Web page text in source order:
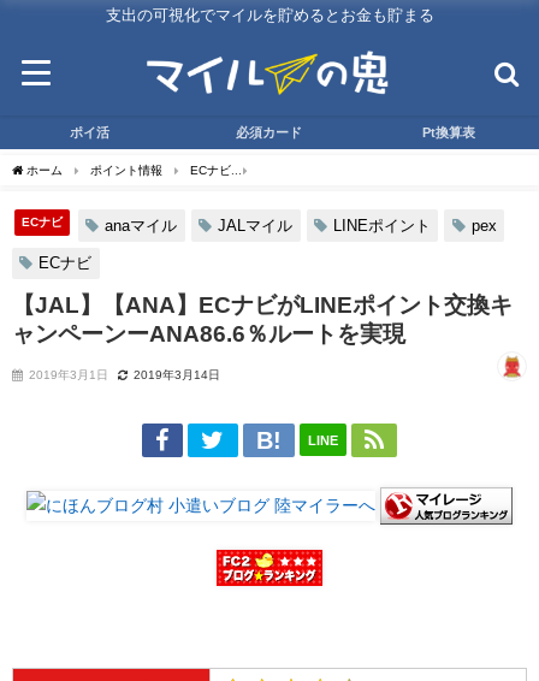
支出の可視化でマイルを貯めるとお金も貯まる
ポイ活 必須カード Pt換算表
ホーム ポイント情報 ECナビ
ECナビ anaマイル JALマイル LINEポイント pex
ECナビ
【JAL】【ANA】ECナビがLINEポイント交換キ
ャンペーンーANA86.6％ルートを実現
2019年3月1日 2019年3月14日
LINE